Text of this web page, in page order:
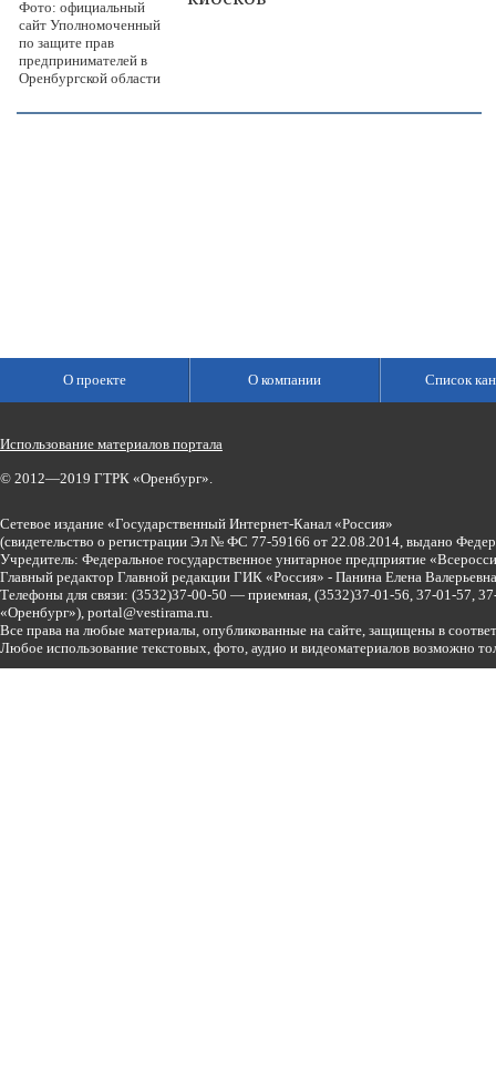
Фото: официальный
сайт Уполномоченный
по защите прав
предпринимателей в
Оренбургской области
О проекте О компании Список
Использование материалов портала
© 2012—2019 ГТРК «Оренбург».
Сетевое издание «Государственный Интернет-Канал «Россия»
(свидетельство о регистрации Эл № ФС 77-59166 от 22.08.2014, выдано
Учредитель: Федеральное государственное унитарное предприятие
Главный редактор Главной редакции ГИК «Россия» - Панина Елена
Телефоны для связи: (3532)37-00-50 — приемная, (3532)37-01-56, 37-01-57,
«Оренбург»), portal@vestirama.ru.
Все права на любые материалы, опубликованные на сайте, защищены в
Любое использование текстовых, фото, аудио и видеоматериалов возможно